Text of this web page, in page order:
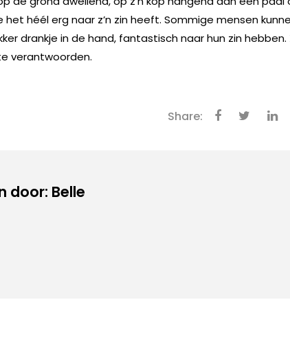
héél erg naar z’n zin heeft. Sommige mensen
drankje in de hand, fantastisch naar hun zin hebben.
verantwoorden.
Share:
door: Belle